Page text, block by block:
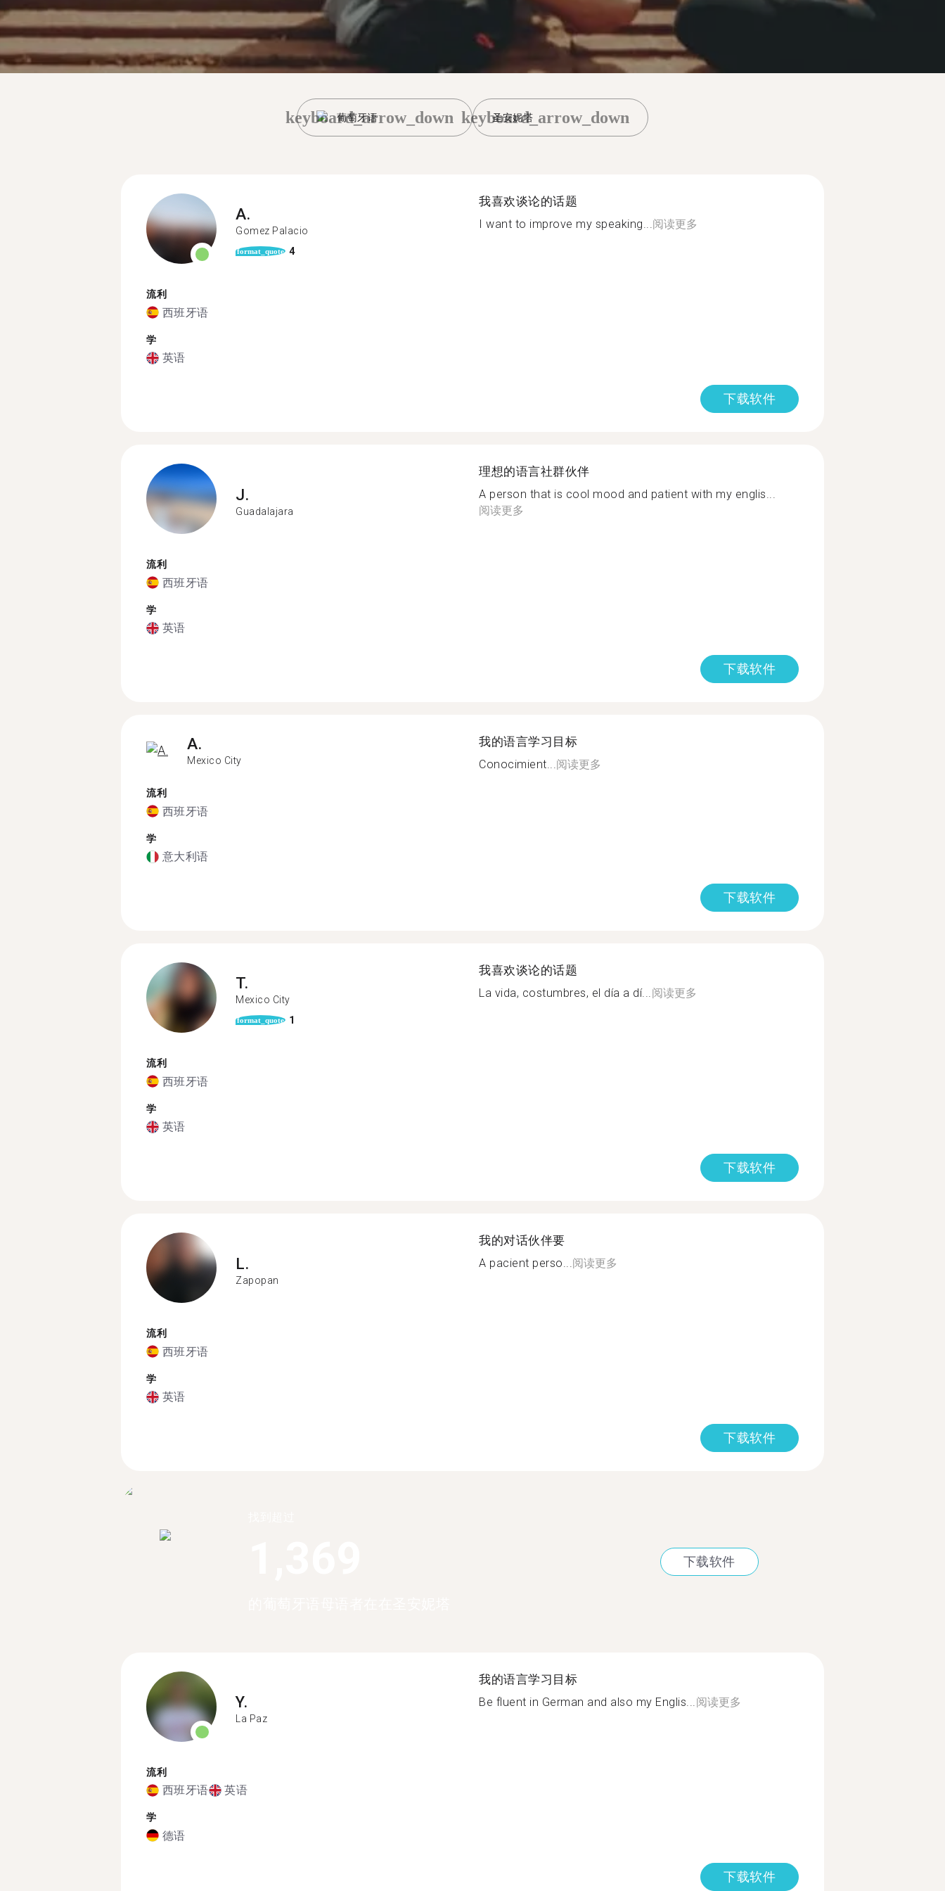
葡萄牙语
keyboard_arrow_down 圣安妮塔
keyboard_arrow_down
A.
Gomez Palacio
format_quote 4
流利
西班牙语
学
英语
我喜欢谈论的话题
I want to improve my speaking...阅读更多
下载软件
J.
Guadalajara
流利
西班牙语
学
英语
理想的语言社群伙伴
A person that is cool mood and patient with my englis...
阅读更多
下载软件
A.
Mexico City
流利
西班牙语
学
意大利语
我的语言学习目标
Conocimient...阅读更多
下载软件
T.
Mexico City
format_quote 1
流利
西班牙语
学
英语
我喜欢谈论的话题
La vida, costumbres, el día a dí...阅读更多
下载软件
L.
Zapopan
流利
西班牙语
学
英语
我的对话伙伴要
A pacient perso...阅读更多
下载软件
下载软件
Y.
La Paz
流利
西班牙语 英语
学
德语
我的语言学习目标
Be fluent in German and also my Englis... 阅读更多
下载软件